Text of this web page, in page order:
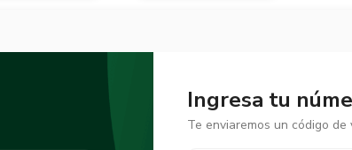
Ingresa tu
Te enviaremos un código de